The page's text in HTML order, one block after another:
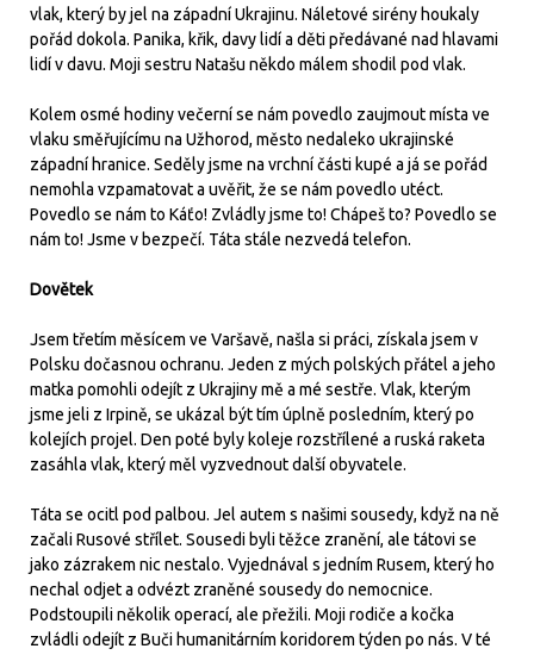
vlak, který by jel na západní Ukrajinu. Náletové sirény houkaly
pořád dokola. Panika, křik, davy lidí a děti předávané nad hlavami
lidí v davu. Moji sestru Natašu někdo málem shodil pod vlak.
Kolem osmé hodiny večerní se nám povedlo zaujmout místa ve
vlaku směřujícímu na Užhorod, město nedaleko ukrajinské
západní hranice. Seděly jsme na vrchní části kupé a já se pořád
nemohla vzpamatovat a uvěřit, že se nám povedlo utéct.
Povedlo se nám to Káťo! Zvládly jsme to! Chápeš to? Povedlo se
nám to! Jsme v bezpečí. Táta stále nezvedá telefon.
Dovětek
Jsem třetím měsícem ve Varšavě, našla si práci, získala jsem v
Polsku dočasnou ochranu. Jeden z mých polských přátel a jeho
matka pomohli odejít z Ukrajiny mě a mé sestře. Vlak, kterým
jsme jeli z Irpině, se ukázal být tím úplně posledním, který po
kolejích projel. Den poté byly koleje rozstřílené a ruská raketa
zasáhla vlak, který měl vyzvednout další obyvatele.
Táta se ocitl pod palbou. Jel autem s našimi sousedy, když na ně
začali Rusové střílet. Sousedi byli těžce zranění, ale tátovi se
jako zázrakem nic nestalo. Vyjednával s jedním Rusem, který ho
nechal odjet a odvézt zraněné sousedy do nemocnice.
Podstoupili několik operací, ale přežili. Moji rodiče a kočka
zvládli odejít z Buči humanitárním koridorem týden po nás. V té